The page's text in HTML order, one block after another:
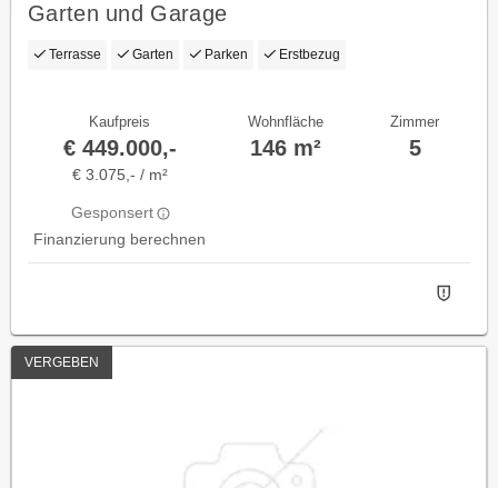
Garten und Garage
Terrasse Garten Parken Erstbezug
Kaufpreis
€ 449.000,-
€ 3.075,- / m²
Gesponsert
Finanzierung berechnen
Wohnfläche
146 m²
Zimmer
5
VERGEBEN